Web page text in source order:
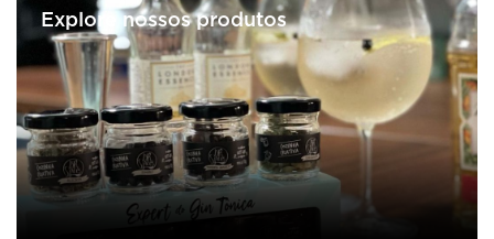
Explore nossos produtos